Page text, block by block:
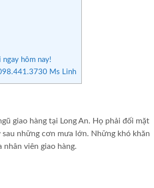
ngay hôm nay!
Ms Linh
giao hàng tại Long An. Họ phải đối mặt
những cơn mưa lớn. Những khó khăn
viên giao hàng.